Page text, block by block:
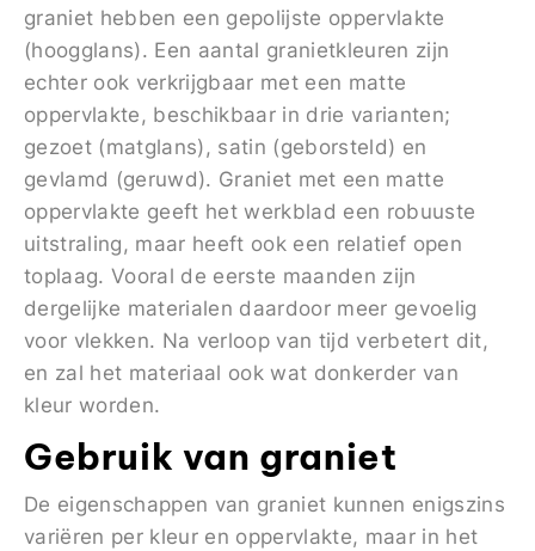
graniet hebben een gepolijste oppervlakte
(hoogglans). Een aantal granietkleuren zijn
echter ook verkrijgbaar met een matte
oppervlakte, beschikbaar in drie varianten;
gezoet (matglans), satin (geborsteld) en
gevlamd (geruwd). Graniet met een matte
oppervlakte geeft het werkblad een robuuste
uitstraling, maar heeft ook een relatief open
toplaag. Vooral de eerste maanden zijn
dergelijke materialen daardoor meer gevoelig
voor vlekken. Na verloop van tijd verbetert dit,
en zal het materiaal ook wat donkerder van
kleur worden.
Gebruik van graniet
De eigenschappen van graniet kunnen enigszins
variëren per kleur en oppervlakte, maar in het